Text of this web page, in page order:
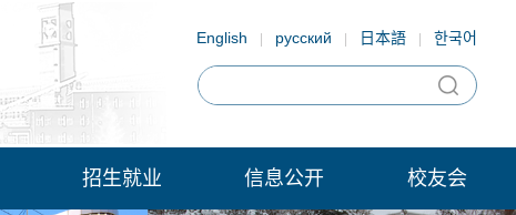
English | русский | 日本語 | 한국어
招生就业 信息公开 校友会